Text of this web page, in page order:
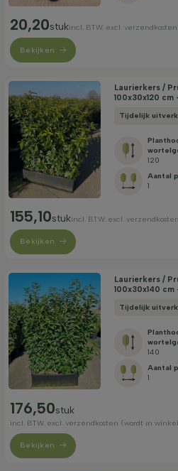
20,20stukincl. BTW. excl.
Bekijken
Laurierkers /
100x30x120
Tijdelijk
120
Aantal
1
155,10stukincl. BTW. excl.
Bekijken
Laurierkers /
100x30x140
Tijdelijk
140
Aantal
1
176,50stuk
incl. BTW. excl. verzendkosten (wordt in
Bekijken